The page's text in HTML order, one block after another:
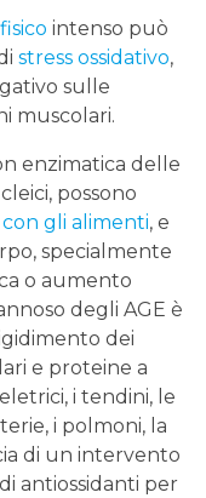
intenso può
stress ossidativo,
sulle
muscolari.
enzimatica delle
possono
gli alimenti, e
specialmente
o aumento
degli AGE è
dei
e proteine ​​a
i tendini, le
i polmoni, la
di un intervento
antiossidanti per